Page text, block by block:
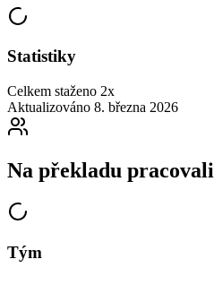
Statistiky
Celkem staženo 2x
Aktualizováno 8. března 2026
Na překladu pracovali
Tým